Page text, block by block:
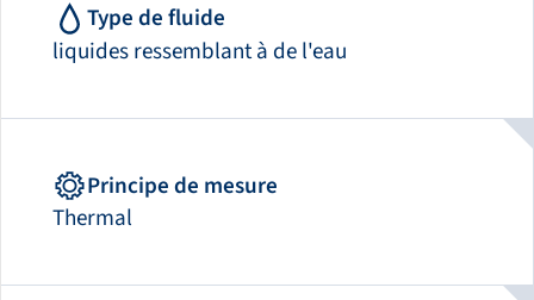
Type de fluide
liquides ressemblant à de l'eau
Principe de mesure
Thermal